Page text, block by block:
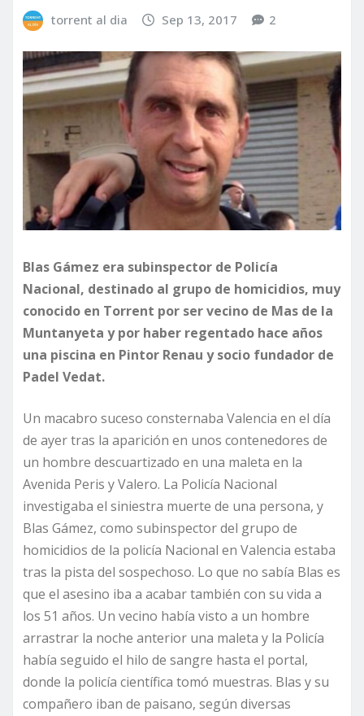
torrent al dia Sep 13, 2017 2
Blas Gámez era subinspector de Policía
Nacional, destinado al grupo de homicidios, muy
conocido en Torrent por ser vecino de Mas de la
Muntanyeta y por haber regentado hace años
una piscina en Pintor Renau y socio fundador de
Padel Vedat.
Un macabro suceso consternaba Valencia en el día
de ayer tras la aparición en unos contenedores de
un hombre descuartizado en una maleta en la
Avenida Peris y Valero. La Policía Nacional
investigaba el siniestra muerte de una persona, y
Blas Gámez, como subinspector del grupo de
homicidios de la policía Nacional en Valencia estaba
tras la pista del sospechoso. Lo que no sabía Blas es
que el asesino iba a acabar también con su vida a
los 51 años. Un vecino había visto a un hombre
arrastrar la noche anterior una maleta y la Policía
había seguido el hilo de sangre hasta el portal,
donde la policía científica tomó muestras. Blas y su
compañero iban de paisano, según diversas